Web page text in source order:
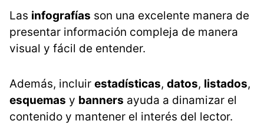
Las infografías son una excelente manera de
presentar información compleja de manera
visual y fácil de entender.
Además, incluir estadísticas, datos, listados,
esquemas y banners ayuda a dinamizar el
contenido y mantener el interés del lector​​.